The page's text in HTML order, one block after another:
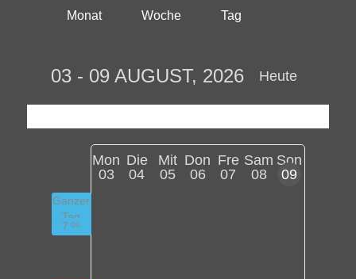
Monat Woche Tag
Heute
03 - 09 AUGUST, 2026
Mon
03
Die
04
Mit
05
Don
06
Fre
07
Sam
08
Son
09
Ganzer
Tag
7 00